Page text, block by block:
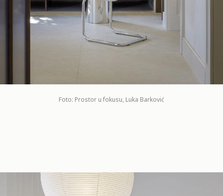
Foto: Prostor u fokusu, Luka Barković